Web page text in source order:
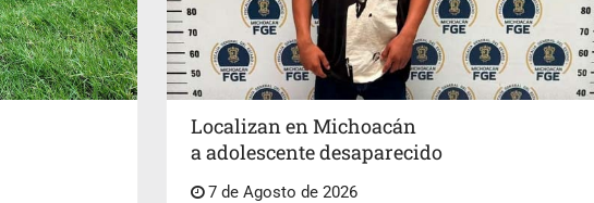
Localizan en Michoacán
a adolescente desaparecido
7 de Agosto de 2026